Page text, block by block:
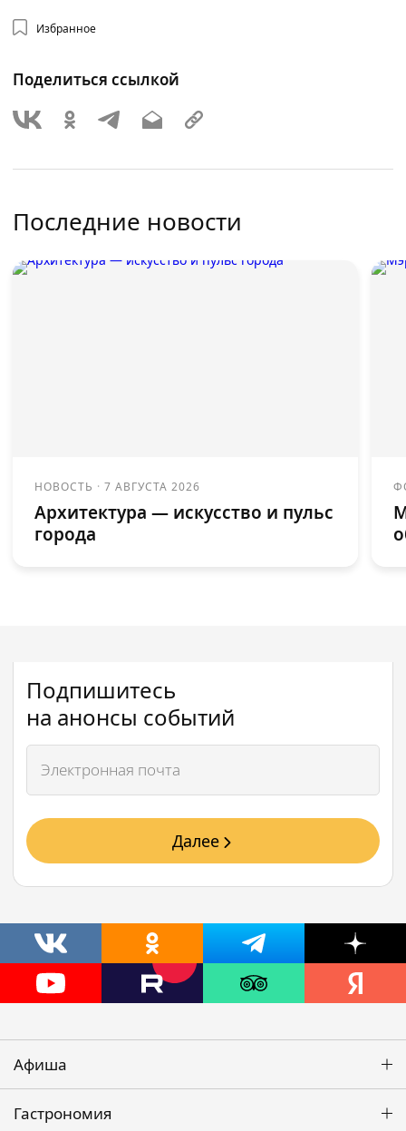
Избранное
Поделиться ссылкой
Последние новости
НОВОСТЬ ·7 АВГУСТА 2026
Архитектура — искусство и пульс
города
Подпишитесь
на анонсы событий
Далее
Афиша
Гастрономия